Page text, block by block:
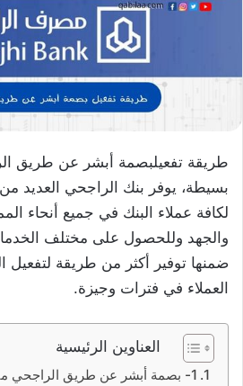
طريقة تفعيلبصمة أبشر عن طريق
بسيطة، يوفر بنك الراجحي العديد من
لكافة عملاء البنك في جميع أنحاء
والجهد وللحصول على مختلف
ضمنها توفير أكثر من طريقة لتفعيل
العملاء في فترات وجيزة.
العناوين الرئيسية
1- بصمة أبشر عن طريق الراجحي مباشر